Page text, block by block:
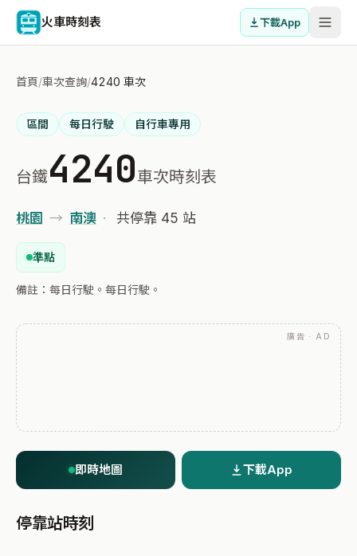
火車時刻表 下載App
首頁/車次查詢/4240 車次
區間 每日行駛 自行車專用
台鐵4240車次時刻表
桃園 → 南澳 · 共停靠 45 站
準點
備註：每日行駛。每日行駛。
廣告 · AD
即時地圖 下載App
停靠站時刻